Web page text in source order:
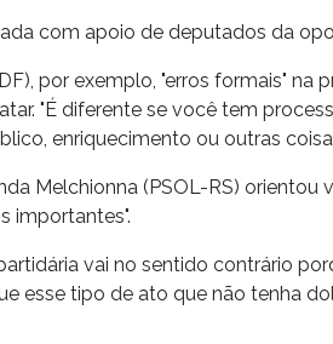
com apoio de deputados da
por exemplo, "erros formais"
"É diferente se você tem
enriquecimento ou outras
Melchionna (PSOL-RS)
importantes".
vai no sentido contrário
esse tipo de ato que não tenha